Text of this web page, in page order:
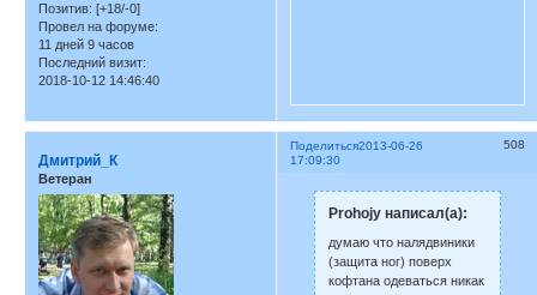
Позитив: [+18/-0]
Провел на форуме:
11 дней 9 часов
Последний визит:
2018-10-12 14:46:40
Поделиться 508
2013-06-26
17:09:30
Дмитрий_К
Ветеран
Prohojy написал(а):
думаю что налядвиники
(защита ног) поверх
кофтана одеваться никак